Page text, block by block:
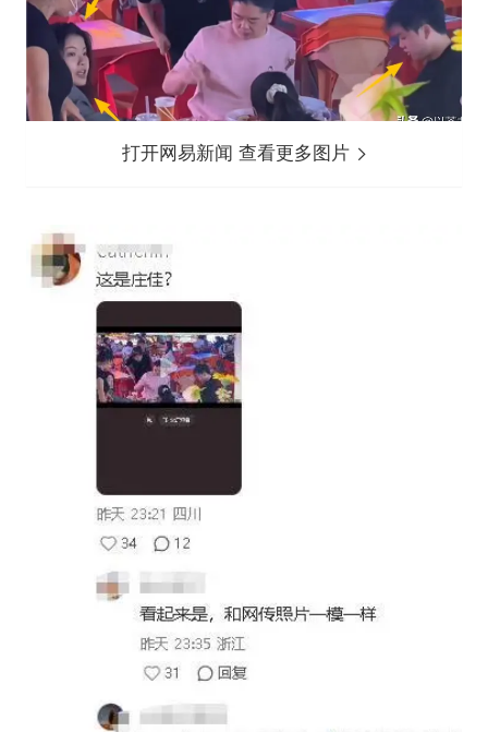
打开网易新闻 查看更多图片